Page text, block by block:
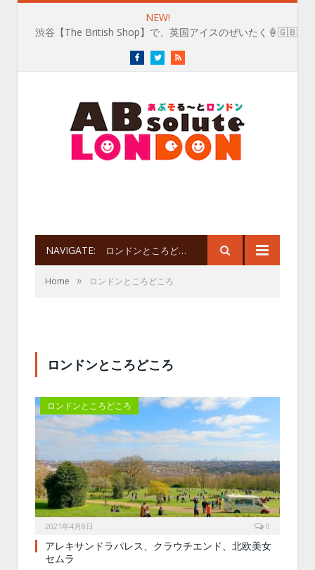
NEW!
渋谷【The British Shop】で、英国アイスのぜいたく🍦🇬🇧
FacebookTwitterRSS
NAVIGATE: ロンドンところどころ
Home » ロンドンところどころ
ロンドンところどころ
ロンドンところどころ
2021年4月8日 0
アレキサンドラパレス、クラウチエンド、北欧美女
セムラ